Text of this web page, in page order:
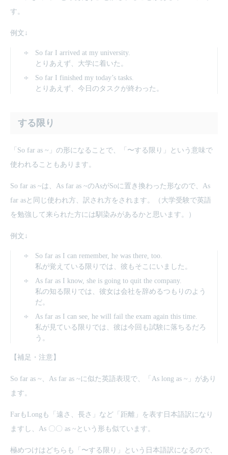
す。
例文↓
So far I arrived at my university.
とりあえず、大学に着いた。
So far I finished my today’s tasks.
とりあえず、今日のタスクが終わった。
する限り
「So far as ~」の形になることで、「〜する限り」という意味で
使われることもあります。
So far as ~は、As far as ~のAsがSoに置き換わった形なので、As
far asと同じ使われ方、訳され方をされます。（大学受験で英語
を勉強して来られた方には馴染みがあるかと思います。）
例文↓
So far as I can remember, he was there, too.
私が覚えている限りでは、彼もそこにいました。
As far as I know, she is going to quit the company.
私の知る限りでは、彼女は会社を辞めるつもりのよう
だ。
As far as I can see, he will fail the exam again this time.
私が見ている限りでは、彼は今回も試験に落ちるだろ
う。
【補足・注意】
So far as ~、As far as ~に似た英語表現で、「As long as ~」があり
ます。
FarもLongも「遠さ、長さ」など「距離」を表す日本語訳になり
ますし、As 〇〇 as ~という形も似ています。
極めつけはどちらも「〜する限り」という日本語訳になるので、